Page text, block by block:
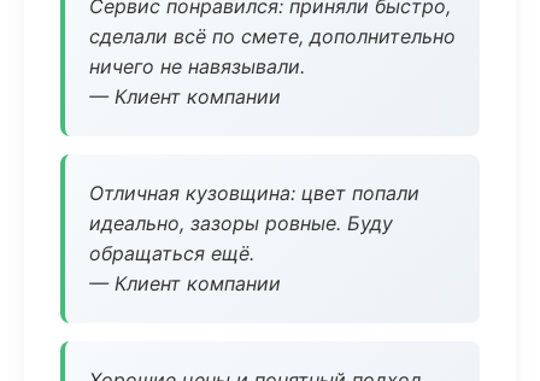
Сервис понравился: приняли быстро,
сделали всё по смете, дополнительно
ничего не навязывали.
— Клиент компании
Отличная кузовщина: цвет попали
идеально, зазоры ровные. Буду
обращаться ещё.
— Клиент компании